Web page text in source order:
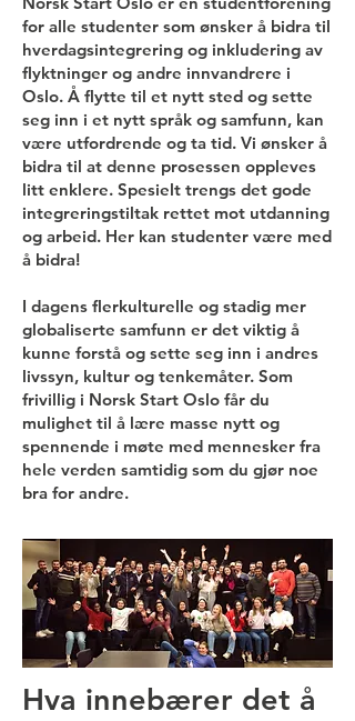
for alle studenter som ønsker å bidra til
hverdagsintegrering og inkludering av
flyktninger og andre innvandrere i
Oslo. Å flytte til et nytt sted og sette
seg inn i et nytt språk og samfunn, kan
være utfordrende og ta tid. Vi ønsker å
bidra til at denne prosessen oppleves
litt enklere. Spesielt trengs det gode
integreringstiltak rettet mot utdanning
og arbeid. Her kan studenter være med
å bidra!
I dagens flerkulturelle og stadig mer
globaliserte samfunn er det viktig å
kunne forstå og sette seg inn i andres
livssyn, kultur og tenkemåter. Som
frivillig i Norsk Start Oslo får du
mulighet til å lære masse nytt og
spennende i møte med mennesker fra
hele verden samtidig som du gjør noe
bra for andre.
Hva innebærer det å